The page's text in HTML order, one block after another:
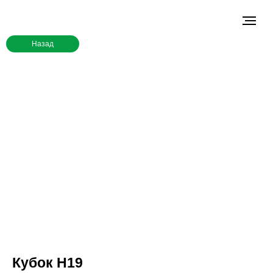
Назад
Кубок H19